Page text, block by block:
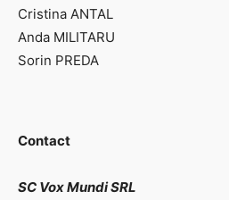
Cristina ANTAL
Anda MILITARU
Sorin PREDA
Contact
SC Vox Mundi SRL